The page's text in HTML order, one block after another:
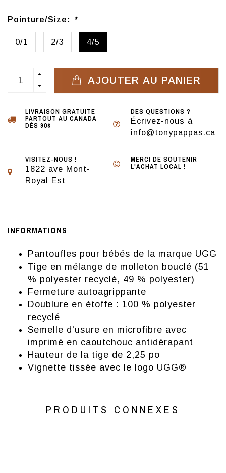
Pointure/Size: *
0/1 2/3 4/5
AJOUTER AU PANIER
LIVRAISON GRATUITE
PARTOUT AU CANADA
DÈS 90$
DES QUESTIONS ?
Écrivez-nous à
info@tonypappas.ca
VISITEZ-NOUS !
1822 ave Mont-
Royal Est
MERCI DE SOUTENIR
L'ACHAT LOCAL !
INFORMATIONS
Pantoufles pour bébés de la marque UGG
Tige en mélange de molleton bouclé (51
% polyester recyclé, 49 % polyester)
Fermeture autoagrippante
Doublure en étoffe : 100 % polyester
recyclé
Semelle d'usure en microfibre avec
imprimé en caoutchouc antidérapant
Hauteur de la tige de 2,25 po
Vignette tissée avec le logo UGG®
PRODUITS CONNEXES